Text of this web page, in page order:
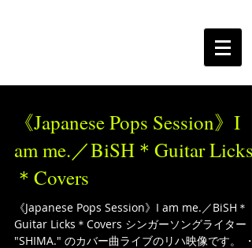
《Japanese Pops Session》I
am me.／BiSH＊Guitar Licks
＊Covers
《Japanese Pops Session》I am me.／BiSH＊
Guitar Licks＊Covers シンガーソングライター
"SHIMA." のカバー曲ライブのリハ映像です。 ・I